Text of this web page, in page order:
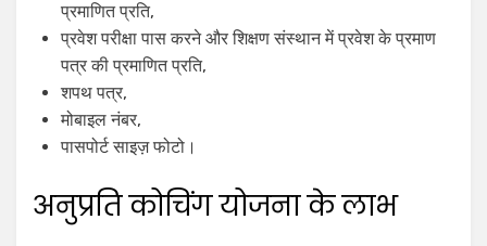
प्रमाणित प्रति,
प्रवेश परीक्षा पास करने और शिक्षण संस्थान में प्रवेश के प्रमाण
पत्र की प्रमाणित प्रति,
शपथ पत्र,
मोबाइल नंबर,
पासपोर्ट साइज़ फोटो।
अनुप्रति कोचिंग योजना के लाभ